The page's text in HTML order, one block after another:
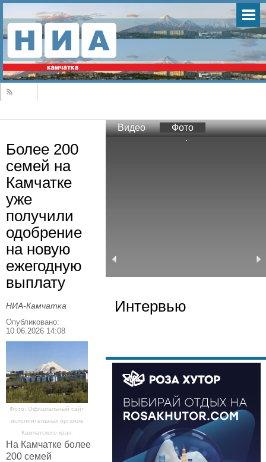
Более 200
семей на
Камчатке
уже
получили
одобрение
на новую
ежегодную
выплату
НИА-Камчатка
Опубликовано:
10.06.2026 14:08
Фото: Официальный сайт
исполнительных органов
Камчатского края.
На Камчатке более
200 семей
Видео Фото
Интервью